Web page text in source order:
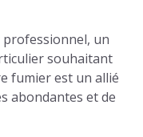
professionnel, un
souhaitant
fumier est un allié
abondantes et de